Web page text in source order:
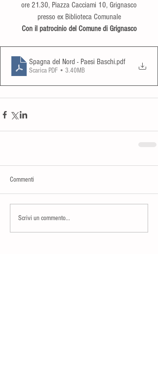
ore 21.30, Piazza Cacciami 10, Grignasco
presso ex Biblioteca Comunale
Con il patrocinio del Comune di Grignasco
Spagna del Nord - Paesi Baschi.pdf
Scarica PDF • 3.40MB
Commenti
Scrivi un commento...